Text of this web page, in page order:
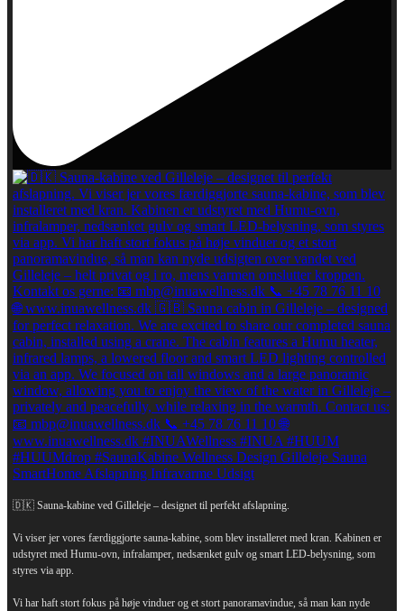
🇩🇰 Sauna-kabine ved Gilleleje – designet til perfekt afslapning.
Vi viser jer vores færdiggjorte sauna-kabine, som blev installeret med kran. Kabinen er
udstyret med Humu-ovn, infralamper, nedsænket gulv og smart LED-belysning, som
styres via app.
Vi har haft stort fokus på høje vinduer og et stort panoramavindue, så man kan nyde